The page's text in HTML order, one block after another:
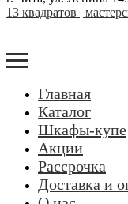
13 квадратов |
Главная
Каталог
Шкафы-купе
Акции
Рассрочка
Доставка и